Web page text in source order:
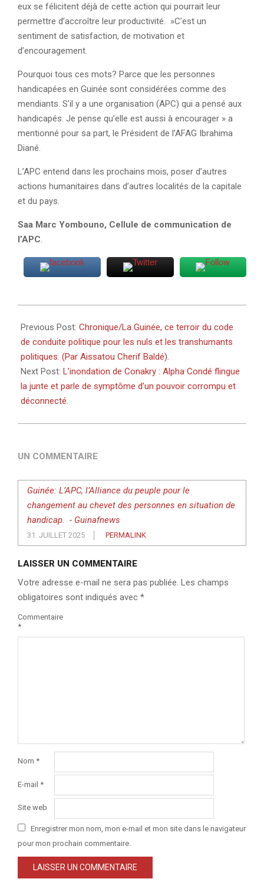
eux se félicitent déjà de cette action qui pourrait leur
permettre d’accroître leur productivité. »C’est un
sentiment de satisfaction, de motivation et
d’encouragement.
Pourquoi tous ces mots? Parce que les personnes
handicapées en Guinée sont considérées comme des
mendiants. S’il y a une organisation (APC) qui a pensé aux
handicapés. Je pense qu’elle est aussi à encourager » a
mentionné pour sa part, le Président de l’AFAG Ibrahima
Diané.
L’APC entend dans les prochains mois, poser d’autres
actions humanitaires dans d’autres localités de la capitale
et du pays.
Saa Marc Yombouno, Cellule de communication de
l’APC.
07-
30
Previous Post: Chronique/La Guinée, ce terroir du code
de conduite politique pour les nuls et les transhumants
politiques. (Par Aissatou Cherif Baldé).
Next Post: L’inondation de Conakry : Alpha Condé flingue
la junte et parle de symptôme d’un pouvoir corrompu et
déconnecté.
UN COMMENTAIRE
Guinée: L’APC, l’Alliance du peuple pour le
changement au chevet des personnes en situation de
handicap. - Guinafnews
31. JUILLET 2025 PERMALINK
LAISSER UN COMMENTAIRE
Votre adresse e-mail ne sera pas publiée. Les champs
obligatoires sont indiqués avec *
Commentaire
*
Nom *
E-mail *
Site web
Enregistrer mon nom, mon e-mail et mon site dans le navigateur
pour mon prochain commentaire.